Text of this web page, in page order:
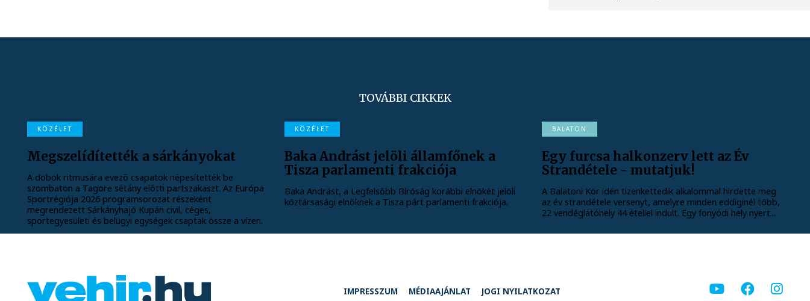
TOVÁBBI CIKKEK
KÖZÉLET
Megszelídítették a sárkányokat
A dobok ritmusára evező csapatok népesítették be
szombaton a Tagore sétány előtti partszakaszt. Az Európa
Sportrégiója 2026 programsorozat részeként
megrendezett Sárkányhajó Kupán civil, céges,
sportegyesületi és belügyi egységek csaptak össze a vízen.
KÖZÉLET
Baka Andrást jelöli államfőnek a
Tisza parlamenti frakciója
Baka Andrást, a Legfelsőbb Bíróság korábbi elnökét jelöli
köztársasági elnöknek a Tisza párt parlamenti frakciója.
BALATON
Egy furcsa halkonzerv lett az Év
Strandétele - mutatjuk!
A Balatoni Kör idén tizenkettedik alkalommal hirdette meg
az év strandétele versenyt, amelyre minden eddiginél több,
22 vendéglátóhely 44 étellel indult. Egy fonyódi hely nyert...
IMPRESSZUM MÉDIAAJÁNLAT JOGI NYILATKOZAT